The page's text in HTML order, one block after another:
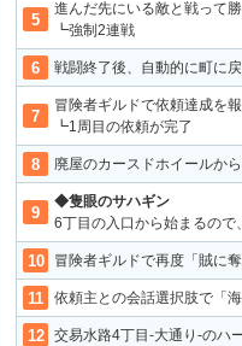
進んだ先にいる敵と戦って
┗強制2連戦
戦闘終了後、自動的に町に
冒険者ギルドで依頼達成を
┗1周目の依頼が完了
廃屋のカースドホイールか
◆隻眼のサハギン
6丁目の入口から始まるの
冒険者ギルドで再度「賊に
依頼主との会話選択肢で「
交易水路4丁目-大通り-のハ